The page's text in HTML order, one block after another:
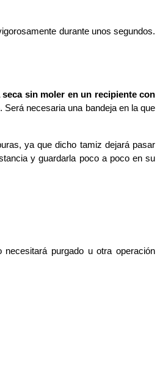
durante unos segundos.
sin moler en un recipiente con
necesaria una bandeja en la que
ya que dicho tamiz dejará pasar
y guardarla poco a poco en su
purgado u otra operación